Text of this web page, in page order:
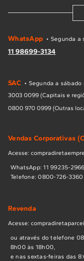
WhatsApp • Segunda
11 98699-3134
SAC • Segunda a
3003 0099 (Capitais e
0800 970 0999 (Outras
Vendas Corporativas
Acesse:
WhatsApp: 11 99235-
Telefone: 0800-726-
Revenda
Acesse:
ou através do telefone
8h00 às 18h00,
e nas sextas-feiras das